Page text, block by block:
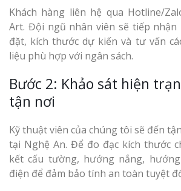
Khách hàng liên hệ qua Hotline/
Art. Đội ngũ nhân viên sẽ tiếp nhận
đặt, kích thước dự kiến và tư vấn
liệu phù hợp với ngân sách.
Bước 2: Khảo sát hiện
tận nơi
Kỹ thuật viên của chúng tôi sẽ đến
tại Nghệ An. Để đo đạc kích thước
kết cấu tường, hướng nắng,
điện để đảm bảo tính an toàn tuyệt